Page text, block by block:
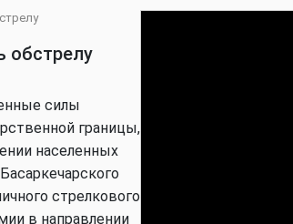
технологии
обстрелу
силы
границы,
населенных
стрелкового
в направлении